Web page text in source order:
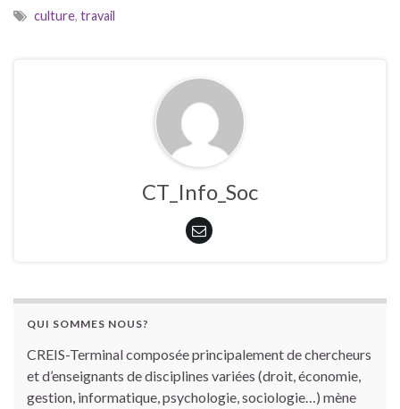
culture, travail
CT_Info_Soc
QUI SOMMES NOUS?
CREIS-Terminal composée principalement de chercheurs
et d’enseignants de disciplines variées (droit, économie,
gestion, informatique, psychologie, sociologie…) mène